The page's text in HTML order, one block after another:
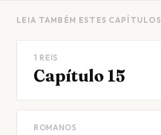
LEIA TAMBÉM ESTES CAPÍTULOS
1 REIS
Capítulo 15
ROMANOS